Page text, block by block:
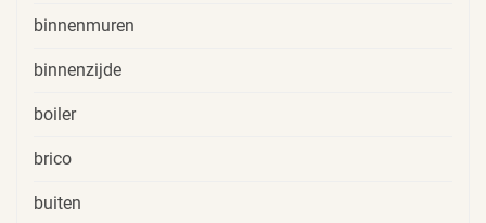
binnenmuren
binnenzijde
boiler
brico
buiten